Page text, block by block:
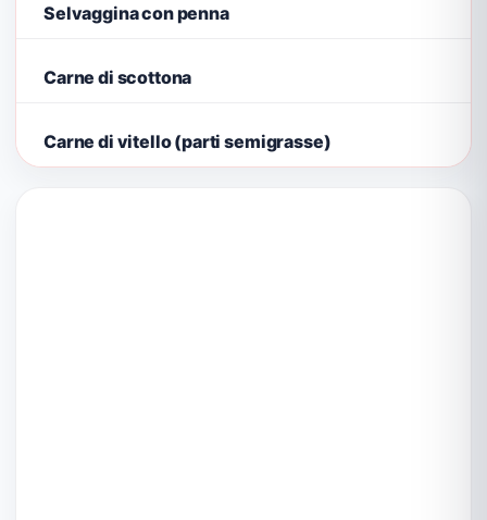
Selvaggina con penna
Carne di scottona
Carne di vitello (parti semigrasse)